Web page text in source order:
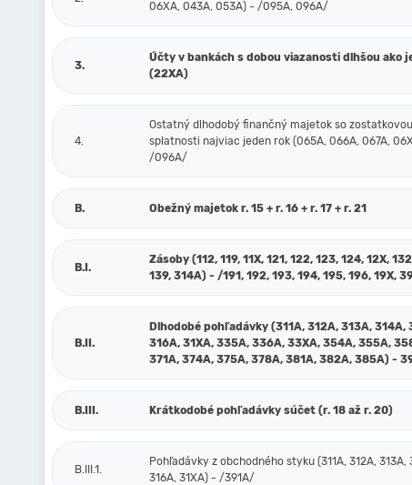
06XA, 043A, 053A) - /095A, 096A/
3.
Účty v bankách s dobou viazanosti dlhšou ako
(22XA)
4.
Ostatný dlhodobý finančný majetok so
splatnosti najviac jeden rok (065A, 066A, 067A,
/096A/
B. Obežný majetok r. 15 + r. 16 + r. 17 + r. 21
B.I.
Zásoby (112, 119, 11X, 121, 122, 123, 124, 12X,
139, 314A) - /191, 192, 193, 194, 195, 196, 19X,
B.II.
Dlhodobé pohľadávky (311A, 312A, 313A, 314A,
316A, 31XA, 335A, 336A, 33XA, 354A, 355A,
371A, 374A, 375A, 378A, 381A, 382A, 385A) -
B.III. Krátkodobé pohľadávky súčet (r. 18 až r. 20)
B.III.1.
Pohľadávky z obchodného styku (311A, 312A, 313A,
316A, 31XA) - /391A/